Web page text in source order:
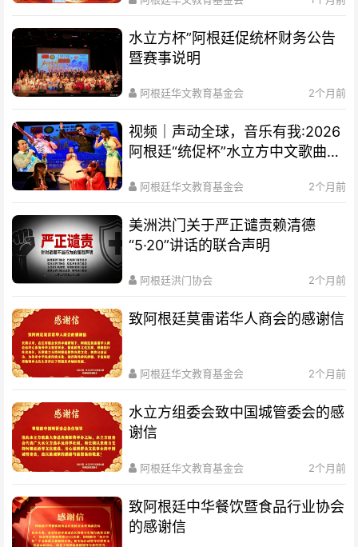
水立方杯”阿根廷促统杯财务公告
暨赛事说明
阿根廷华文教育基金会 2个月前
视频｜声动全球，音乐有我:2026
阿根廷“统促杯”水立方中文歌曲大
阿根廷华文教育基金会 2个月前
美洲洪门关于严正谴责赖清德
“5·20”讲话的联合声明
阿根廷洪门协会 2个月前
致阿根廷莫雷诺华人商会的感谢信
阿根廷华文教育基金会 2个月前
水立方组委会致中国城管委会的感
谢信
阿根廷华文教育基金会 2个月前
致阿根廷中华餐饮暨食品行业协会
的感谢信